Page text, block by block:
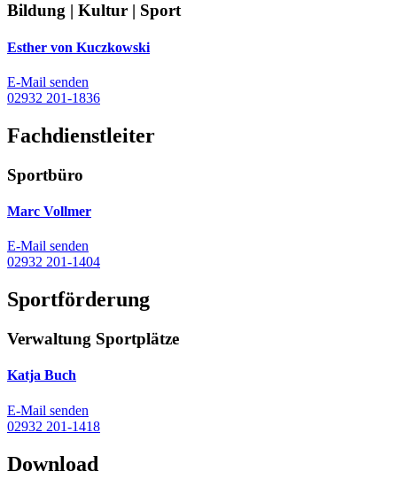
Bildung | Kultur | Sport
Esther von Kuczkowski
E-Mail senden
02932 201-1836
Fachdienstleiter
Sportbüro
Marc Vollmer
E-Mail senden
02932 201-1404
Sportförderung
Verwaltung Sportplätze
Katja Buch
E-Mail senden
02932 201-1418
Download